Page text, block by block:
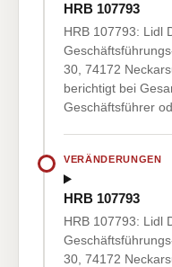
HRB 107793
HRB 107793: Lidl
30, 74172
berichtigt bei
Geschäftsführer
VERÄNDERUNGEN
HRB 107793
HRB 107793: Lidl
30, 74172